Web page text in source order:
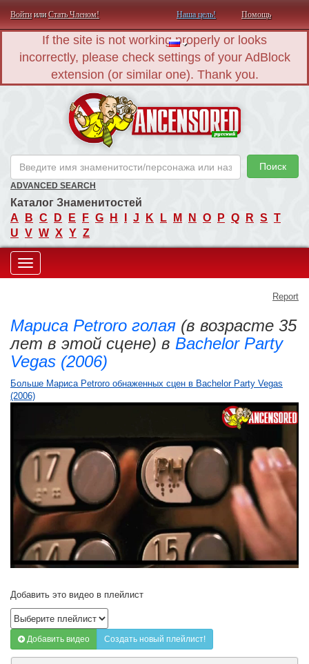
ВойтиилиСтать Членом! Наша цель! Помощь
If the site is not working properly or looks
incorrectly, please check settings of your AdBlock
extension (or similar one). Thank you.
Поиск
ADVANCED SEARCH
Каталог Знаменитостей
A
B C D E F G H J K L M N O P Q R S T
U V W X Y Z
Toggle
Report
Мариса Petroro голая (в возрасте 35
лет в этой сцене) в Bachelor Party
Vegas (2006)
Больше Мариса Petroro обнаженных сцен в Bachelor Party Vegas
(2006)
Добавить это видео в плейлист
Добавить видео Создать новый плейлист!